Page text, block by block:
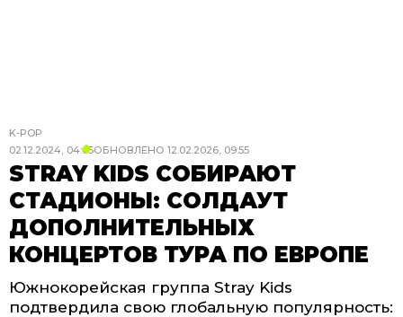
K-POP
02.12.2024, 04:05ОБНОВЛЕНО 12.02.2026, 09:55
STRAY KIDS СОБИРАЮТ
СТАДИОНЫ: СОЛДАУТ
ДОПОЛНИТЕЛЬНЫХ
КОНЦЕРТОВ ТУРА ПО ЕВРОПЕ
Южнокорейская группа Stray Kids
подтвердила свою глобальную популярность: